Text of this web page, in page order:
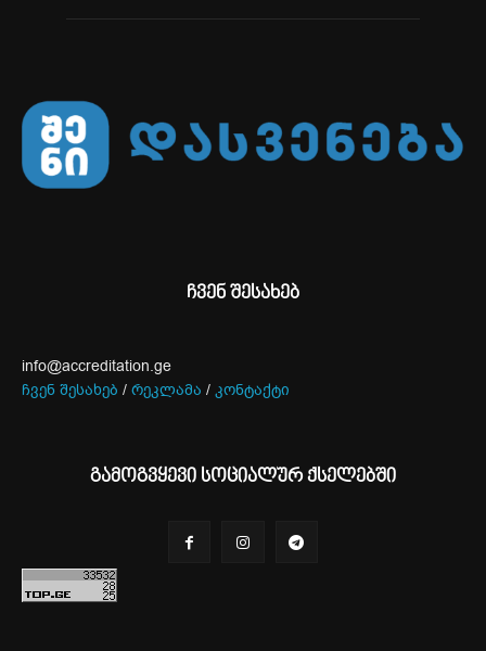
ჩვენ შესახებ
info@accreditation.ge
ჩვენ შესახებ / რეკლამა / კონტაქტი
გამოგვყევი სოციალურ ქსელებში